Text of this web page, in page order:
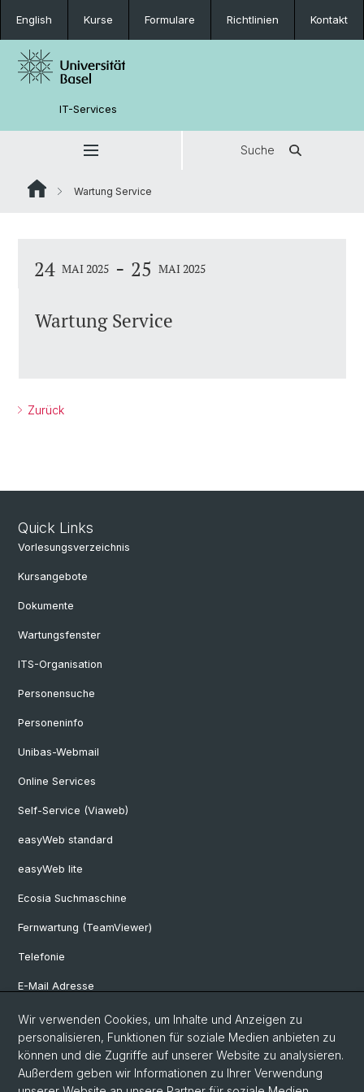
English Kurse Formulare Richtlinien Kontakt
IT-Services
Suche
Wartung Service
24 MAI 2025 - 25 MAI 2025
Wartung Service
Zurück
Quick Links
Vorlesungsverzeichnis
Kursangebote
Dokumente
Wartungsfenster
ITS-Organisation
Personensuche
Personeninfo
Unibas-Webmail
Online Services
Self-Service (Viaweb)
easyWeb standard
easyWeb lite
Ecosia Suchmaschine
Fernwartung (TeamViewer)
Telefonie
E-Mail Adresse
Internet & Netzzugriff
Hardwareausleihe
Software Shop
Wir verwenden Cookies, um Inhalte und Anzeigen zu
personalisieren, Funktionen für soziale Medien anbieten zu
können und die Zugriffe auf unserer Website zu analysieren.
Außerdem geben wir Informationen zu Ihrer Verwendung